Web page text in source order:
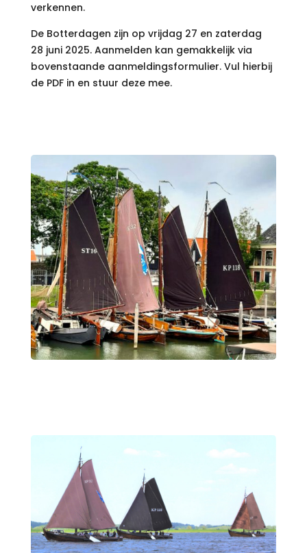
verkennen.
De Botterdagen zijn op vrijdag 27 en zaterdag
28 juni 2025. Aanmelden kan gemakkelijk via
bovenstaande aanmeldingsformulier. Vul hierbij
de PDF in en stuur deze mee.